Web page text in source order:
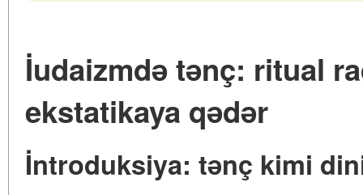
İudaizmdə tənç: ritual
ekstatikaya qədər
İntroduksiya: tənç kimi